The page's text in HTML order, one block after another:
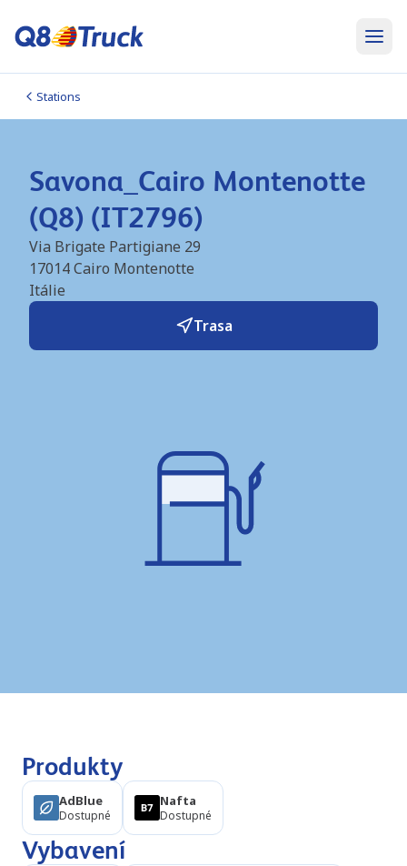
Stations
Savona_Cairo Montenotte
(Q8) (IT2796)
Via Brigate Partigiane 29
17014Cairo Montenotte
Itálie
Trasa
Produkty
AdBlue
Dostupné
Nafta
Dostupné
Vybavení